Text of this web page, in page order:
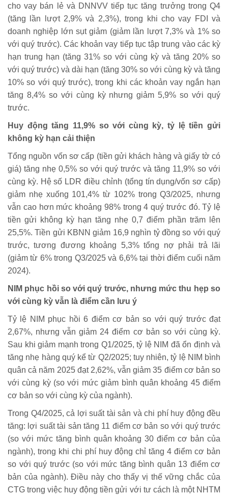
cho vay bán lẻ và DNNVV tiếp tục tăng trưởng trong Q4
(tăng lần lượt 2,9% và 2,3%), trong khi cho vay FDI và
doanh nghiệp lớn sụt giảm (giảm lần lượt 7,3% và 1% so
với quý trước). Các khoản vay tiếp tục tập trung vào các kỳ
hạn trung hạn (tăng 31% so với cùng kỳ và tăng 20% so
với quý trước) và dài hạn (tăng 30% so với cùng kỳ và tăng
10% so với quý trước), trong khi các khoản vay ngắn hạn
tăng 8,4% so với cùng kỳ nhưng giảm 5,9% so với quý
trước.
Huy động tăng 11,9% so với cùng kỳ, tỷ lệ tiền gửi
không kỳ hạn cải thiện
Tổng nguồn vốn sơ cấp (tiền gửi khách hàng và giấy tờ có
giá) tăng nhẹ 0,5% so với quý trước và tăng 11,9% so với
cùng kỳ. Hệ số LDR điều chỉnh (tổng tín dụng/vốn sơ cấp)
giảm nhẹ xuống 101,4% từ 102% trong Q3/2025, nhưng
vẫn cao hơn mức khoảng 98% trong 4 quý trước đó. Tỷ lệ
tiền gửi không kỳ hạn tăng nhẹ 0,7 điểm phần trăm lên
25,5%. Tiền gửi KBNN giảm 16,9 nghìn tỷ đồng so với quý
trước, tương đương khoảng 5,3% tổng nợ phải trả lãi
(giảm từ 6% trong Q3/2025 và 6,6% tại thời điểm cuối năm
2024).
NIM phục hồi so với quý trước, nhưng mức thu hẹp so
với cùng kỳ vẫn là điểm cần lưu ý
Tỷ lệ NIM phục hồi 6 điểm cơ bản so với quý trước đạt
2,67%, nhưng vẫn giảm 24 điểm cơ bản so với cùng kỳ.
Sau khi giảm mạnh trong Q1/2025, tỷ lệ NIM đã ổn định và
tăng nhẹ hàng quý kể từ Q2/2025; tuy nhiên, tỷ lệ NIM bình
quân cả năm 2025 đạt 2,62%, vẫn giảm 35 điểm cơ bản so
với cùng kỳ (so với mức giảm bình quân khoảng 45 điểm
cơ bản so với cùng kỳ của ngành).
Trong Q4/2025, cả lợi suất tài sản và chi phí huy động đều
tăng: lợi suất tài sản tăng 11 điểm cơ bản so với quý trước
(so với mức tăng bình quân khoảng 30 điểm cơ bản của
ngành), trong khi chi phí huy động chỉ tăng 4 điểm cơ bản
so với quý trước (so với mức tăng bình quân 13 điểm cơ
bản của ngành). Điều này cho thấy vị thế vững chắc của
CTG trong việc huy động tiền gửi với tư cách là một NHTM